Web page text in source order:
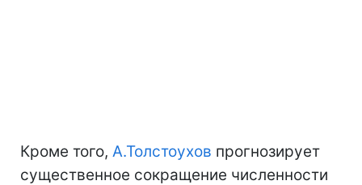
Кроме того, А.Толстоухов прогнозирует
существенное сокращение численности